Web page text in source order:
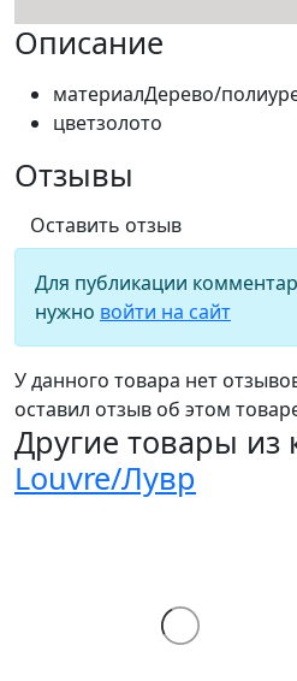
Описание
материалДерево/
цветзолото
Отзывы
Оставить отзыв
Для публикации
нужно войти на сайт
У данного товара нет
оставил отзыв об этом
Другие товары из
Louvre/Лувр